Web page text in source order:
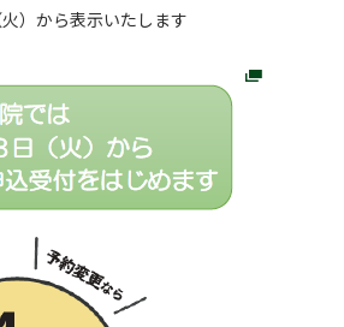
）から表示いたします